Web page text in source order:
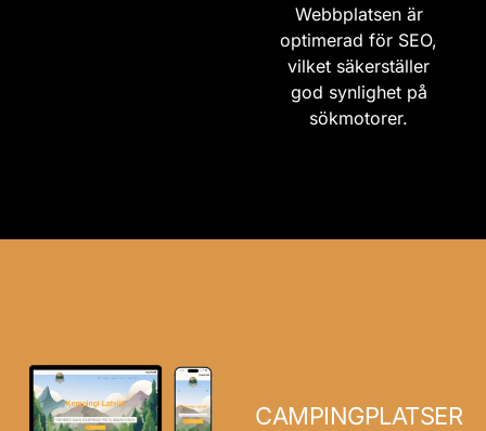
Webbplatsen är
optimerad för SEO,
vilket säkerställer
god synlighet på
sökmotorer.
CAMPINGPLATSER